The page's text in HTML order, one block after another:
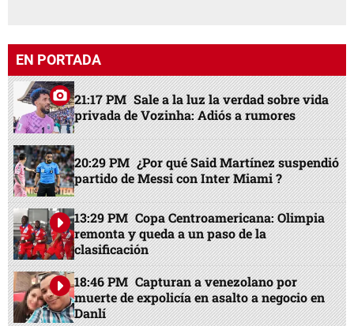
EN PORTADA
21:17 PM Sale a la luz la verdad sobre vida
privada de Vozinha: Adiós a rumores
20:29 PM ¿Por qué Said Martínez suspendió
partido de Messi con Inter Miami ?
13:29 PM Copa Centroamericana: Olimpia
remonta y queda a un paso de la
clasificación
18:46 PM Capturan a venezolano por
muerte de expolicía en asalto a negocio en
Danlí